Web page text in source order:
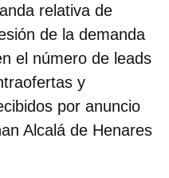
relativa de
de la demanda
el número de leads
y
por anuncio
Alcalá de Henares